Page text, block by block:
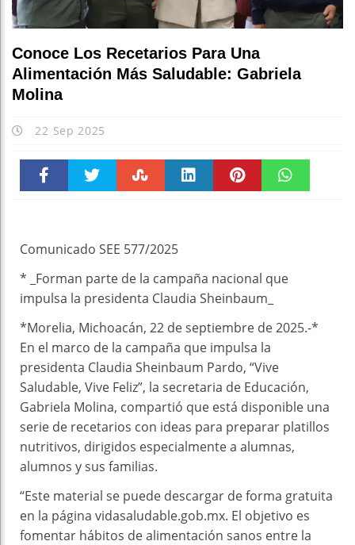
Conoce Los Recetarios Para Una
Alimentación Más Saludable: Gabriela
Molina
22 Sep 2025
Comunicado SEE 577/2025
* _Forman parte de la campaña nacional que
impulsa la presidenta Claudia Sheinbaum_
*Morelia, Michoacán, 22 de septiembre de 2025.-*
En el marco de la campaña que impulsa la
presidenta Claudia Sheinbaum Pardo, “Vive
Saludable, Vive Feliz”, la secretaria de Educación,
Gabriela Molina, compartió que está disponible una
serie de recetarios con ideas para preparar platillos
nutritivos, dirigidos especialmente a alumnas,
alumnos y sus familias.
“Este material se puede descargar de forma gratuita
en la página vidasaludable.gob.mx. El objetivo es
fomentar hábitos de alimentación sanos entre la